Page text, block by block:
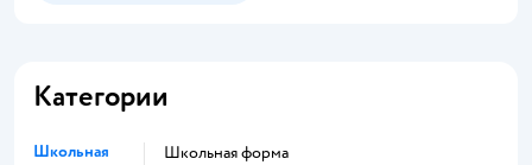
Категории
Школьная
Школьная форма